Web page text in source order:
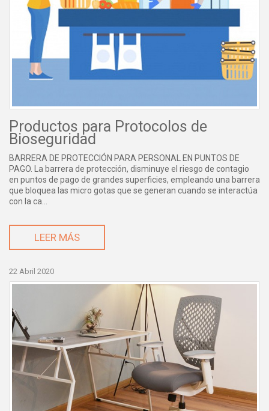
Productos para Protocolos de
Bioseguridad
BARRERA DE PROTECCIÓN PARA PERSONAL EN PUNTOS DE
PAGO. La barrera de protección, disminuye el riesgo de contagio
en puntos de pago de grandes superficies, empleando una barrera
que bloquea las micro gotas que se generan cuando se interactúa
con la ca...
LEER MÁS
22 Abril 2020